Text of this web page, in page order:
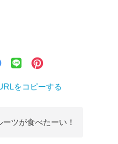
をコピーする
ツが食べたーい！